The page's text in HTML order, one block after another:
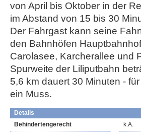
von April bis Oktober in der
im Abstand von 15 bis 30
Der Fahrgast kann seine
den Bahnhöfen
Carola­see, Karcherallee und
Spurweite der Liliputbahn
5,6 km dauert 30 Minuten -
ein Muss.
Details
Behindertengerecht
k.A.